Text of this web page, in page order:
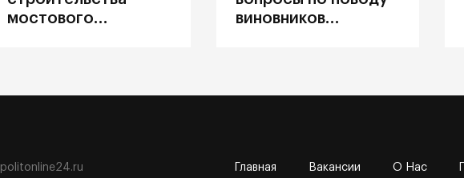
мостового
виновников
politonline24.ru Главная Вакансии О Нас